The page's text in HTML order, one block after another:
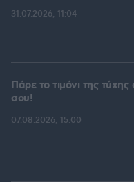
31.07.2026, 11:04
Πάρε το τιμόνι της τύχης
σου!
07.08.2026, 15:00